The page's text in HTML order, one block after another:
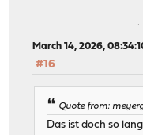
March 14, 2026,
#16
Quote from:
Das ist doch so